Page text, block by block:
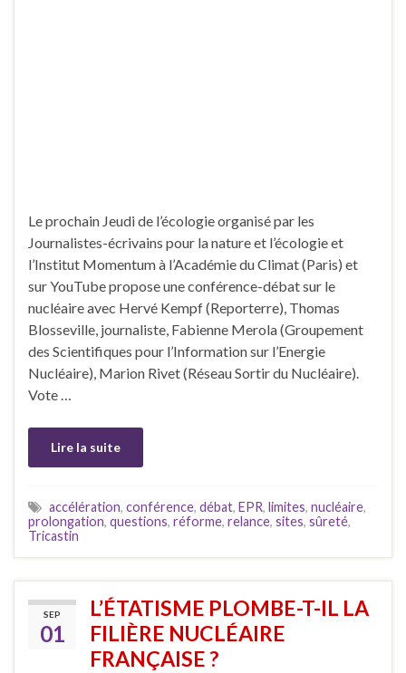
Le prochain Jeudi de l’écologie organisé par les
Journalistes-écrivains pour la nature et l’écologie et
l’Institut Momentum à l’Académie du Climat (Paris) et
sur YouTube propose une conférence-débat sur le
nucléaire avec Hervé Kempf (Reporterre), Thomas
Blosseville, journaliste, Fabienne Merola (Groupement
des Scientifiques pour l’Information sur l’Energie
Nucléaire), Marion Rivet (Réseau Sortir du Nucléaire).
Vote …
Lire la suite
accélération, conférence, débat, EPR, limites, nucléaire,
prolongation, questions, réforme, relance, sites, sûreté,
Tricastin
SEP
01
L’ÉTATISME PLOMBE-T-IL LA
FILIÈRE NUCLÉAIRE
FRANÇAISE ?